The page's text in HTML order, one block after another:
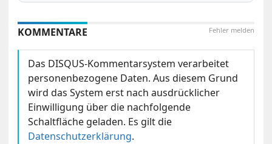
Fehler melden
KOMMENTARE
Das DISQUS-Kommentarsystem verarbeitet
personenbezogene Daten. Aus diesem Grund
wird das System erst nach ausdrücklicher
Einwilligung über die nachfolgende
Schaltfläche geladen. Es gilt die
Datenschutzerklärung.